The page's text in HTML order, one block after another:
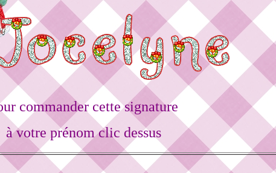
commander cette signature
à votre prénom clic dessus